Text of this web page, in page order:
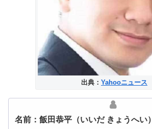
出典： Yahooニュース
名前：飯田恭平（いいだ きょうへい）